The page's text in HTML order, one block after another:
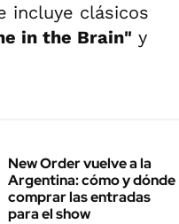
incluye clásicos
in the Brain" y
New Order vuelve a la
Argentina: cómo y dónde
comprar las entradas
para el show